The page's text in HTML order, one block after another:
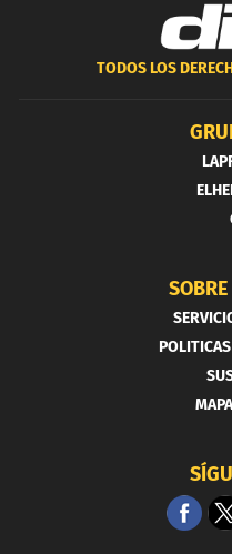
TODOS LOS